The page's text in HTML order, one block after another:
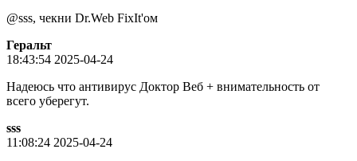
@sss, чекни Dr.Web FixIt'ом
Геральт
18:43:54 2025-04-24
Надеюсь что антивирус Доктор Веб + внимательность от
всего уберегут.
sss
11:08:24 2025-04-24